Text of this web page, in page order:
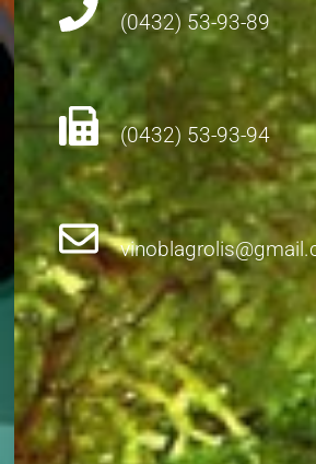
(0432) 53-93-89
(0432) 53-93-94